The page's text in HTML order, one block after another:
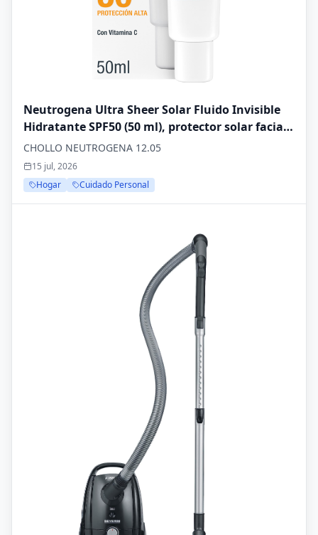
Neutrogena Ultra Sheer Solar Fluido Invisible
Hidratante SPF50 (50 ml), protector solar facial
50 de amplio espectro, crema hidratante facial
ligera e hipoalergénica, crema de sol resistente
al agua
CHOLLO NEUTROGENA 12.05
15 jul, 2026
Hogar
Cuidado Personal